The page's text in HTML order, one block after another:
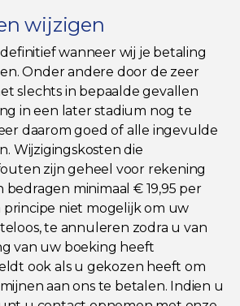
wijzigen
definitief wanneer wij je betaling
Onder andere door de zeer
slechts in bepaalde gevallen
in een later stadium nog te
daarom goed of alle ingevulde
Wijzigingskosten die
zijn geheel voor rekening
bedragen minimaal € 19,95 per
principe niet mogelijk om uw
te annuleren zodra u van
van uw boeking heeft
ook als u gekozen heeft om
aan ons te betalen. Indien u